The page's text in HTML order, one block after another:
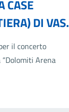
CASE
DI VAS.
il concerto
Arena